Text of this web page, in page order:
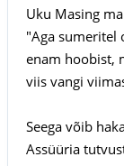
Uku Masing
"Aga sumeritel
enam hoobist,
viis vangi
Seega võib
Assüüria